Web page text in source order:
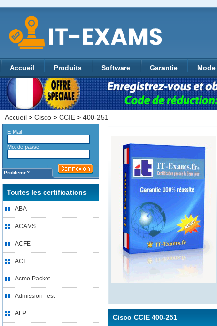
Accueil Produits Software Garantie
Accueil > Cisco > CCIE > 400-251
E-Mail
Mot de passe
Problème?
Toutes les certifications
ABA
ACAMS
ACFE
ACI
Acme-Packet
Admission Test
AFP Cisco CCIE 400-251